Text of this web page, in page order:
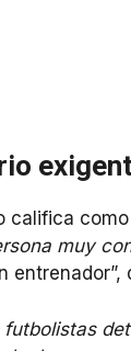
califica como
muy
entrenador”,
futbolistas